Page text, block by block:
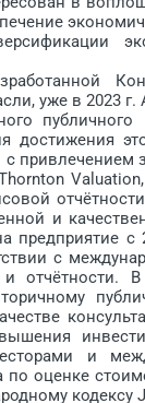
уже в 2023
достижения
c
и
с
с
отчётности. В
и
по оценке
кодексу